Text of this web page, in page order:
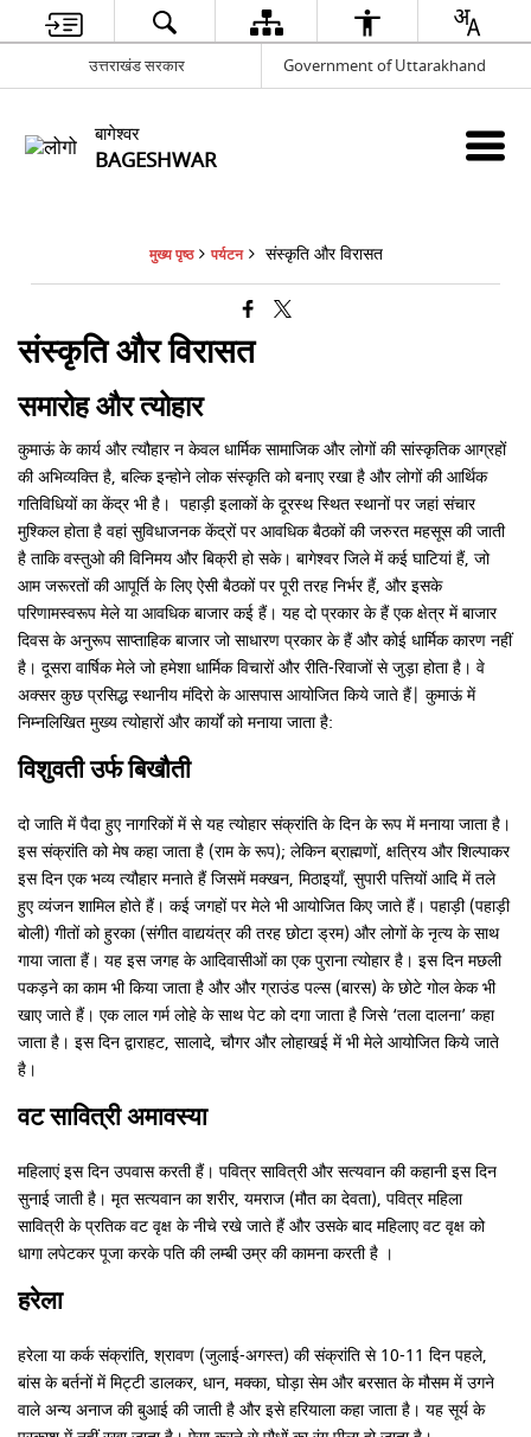
उत्तराखंड सरकार Government of Uttarakhand
बागेश्वर
BAGESHWAR
मुख्य पृष्ठ पर्यटन संस्कृति और विरासत
संस्कृति और विरासत
समारोह और त्योहार
कुमाऊं के कार्य और त्यौहार न केवल धार्मिक सामाजिक और लोगों की सांस्कृतिक आग्रहों
की अभिव्यक्ति है, बल्कि इन्होने लोक संस्कृति को बनाए रखा है और लोगों की आर्थिक
गतिविधियों का केंद्र भी है। पहाड़ी इलाकों के दूरस्थ स्थित स्थानों पर जहां संचार
मुश्किल होता है वहां सुविधाजनक केंद्रों पर आवधिक बैठकों की जरुरत महसूस की जाती
है ताकि वस्तुओ की विनिमय और बिक्री हो सके। बागेश्वर जिले में कई घाटियां हैं, जो
आम जरूरतों की आपूर्ति के लिए ऐसी बैठकों पर पूरी तरह निर्भर हैं, और इसके
परिणामस्वरूप मेले या आवधिक बाजार कई हैं। यह दो प्रकार के हैं एक क्षेत्र में बाजार
दिवस के अनुरूप साप्ताहिक बाजार जो साधारण प्रकार के हैं और कोई धार्मिक कारण नहीं
है। दूसरा वार्षिक मेले जो हमेशा धार्मिक विचारों और रीति-रिवाजों से जुड़ा होता है। वे
अक्सर कुछ प्रसिद्ध स्थानीय मंदिरो के आसपास आयोजित किये जाते हैं| कुमाऊं में
निम्नलिखित मुख्य त्योहारों और कार्यों को मनाया जाता है:
विशुवती उर्फ बिखौती
दो जाति में पैदा हुए नागरिकों में से यह त्योहार संक्रांति के दिन के रूप में मनाया जाता है।
इस संक्रांति को मेष कहा जाता है (राम के रूप); लेकिन ब्राह्मणों, क्षत्रिय और शिल्पाकर
इस दिन एक भव्य त्यौहार मनाते हैं जिसमें मक्खन, मिठाइयाँ, सुपारी पत्तियों आदि में तले
हुए व्यंजन शामिल होते हैं। कई जगहों पर मेले भी आयोजित किए जाते हैं। पहाड़ी (पहाड़ी
बोली) गीतों को हुरका (संगीत वाद्ययंत्र की तरह छोटा ड्रम) और लोगों के नृत्य के साथ
गाया जाता हैं। यह इस जगह के आदिवासीओं का एक पुराना त्योहार है। इस दिन मछली
पकड़ने का काम भी किया जाता है और और ग्राउंड पल्स (बारस) के छोटे गोल केक भी
खाए जाते हैं। एक लाल गर्म लोहे के साथ पेट को दगा जाता है जिसे ‘तला दालना’ कहा
जाता है। इस दिन द्वाराहट, सालादे, चौगर और लोहाखई में भी मेले आयोजित किये जाते
है।
वट सावित्री अमावस्या
महिलाएं इस दिन उपवास करती हैं। पवित्र सावित्री और सत्यवान की कहानी इस दिन
सुनाई जाती है। मृत सत्यवान का शरीर, यमराज (मौत का देवता), पवित्र महिला
सावित्री के प्रतिक वट वृक्ष के नीचे रखे जाते हैं और उसके बाद महिलाए वट वृक्ष को
धागा लपेटकर पूजा करके पति की लम्बी उम्र की कामना करती है ।
हरेला
हरेला या कर्क संक्रांति, श्रावण (जुलाई-अगस्त) की संक्रांति से 10-11 दिन पहले,
बांस के बर्तनों में मिट्टी डालकर, धान, मक्का, घोड़ा सेम और बरसात के मौसम में उगने
वाले अन्य अनाज की बुआई की जाती है और इसे हरियाला कहा जाता है। यह सूर्य के